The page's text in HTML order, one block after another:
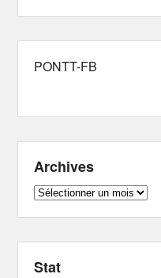
PONTT-FB
Archives
Archives
Stat